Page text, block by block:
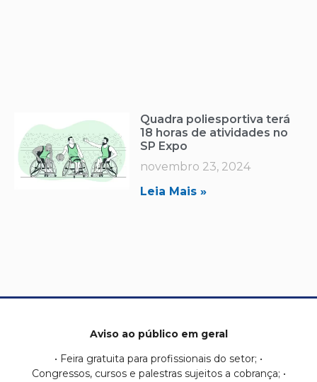
Quadra poliesportiva terá
18 horas de atividades no
SP Expo
novembro 23, 2024
Leia Mais »
Aviso ao público em geral
• Feira gratuita para profissionais do setor; •
Congressos, cursos e palestras sujeitos a cobrança; •